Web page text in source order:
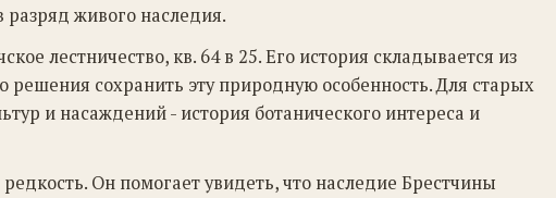
живого наследия.
лестничество, кв. 64 в 25. Его история складывается из
решения сохранить эту природную особенность. Для старых
и насаждений - история ботанического интереса и
Он помогает увидеть, что наследие Брестчины